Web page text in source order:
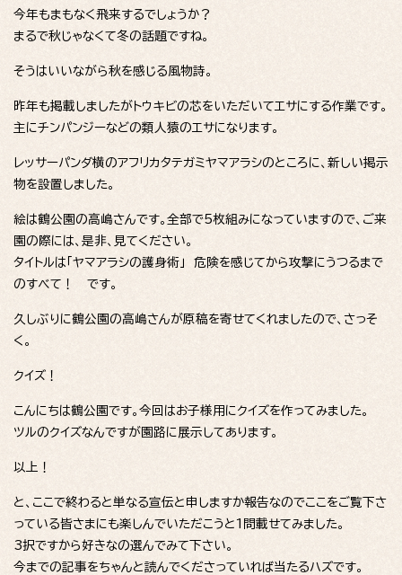
今年もまもなく飛来するでしょうか？
まるで秋じゃなくて冬の話題ですね。
そうはいいながら秋を感じる風物詩。
昨年も掲載しましたがトウキビの芯をいただいてエサにする作業です。
主にチンパンジーなどの類人猿のエサになります。
レッサーパンダ横のアフリカタテガミヤマアラシのところに、新しい掲示
物を設置しました。
絵は鶴公園の高嶋さんです。全部で5枚組みになっていますので、ご来
園の際には、是非、見てください。
タイトルは「ヤマアラシの護身術」 危険を感じてから攻撃にうつるまで
のすべて！ です。
久しぶりに鶴公園の高嶋さんが原稿を寄せてくれましたので、さっそ
く。
クイズ！
こんにちは鶴公園です。今回はお子様用にクイズを作ってみました。
ツルのクイズなんですが園路に展示してあります。
以上！
と、ここで終わると単なる宣伝と申しますか報告なのでここをご覧下さ
っている皆さまにも楽しんでいただこうと1問載せてみました。
3択ですから好きなの選んでみて下さい。
今までの記事をちゃんと読んでくださっていれば当たるハズです。